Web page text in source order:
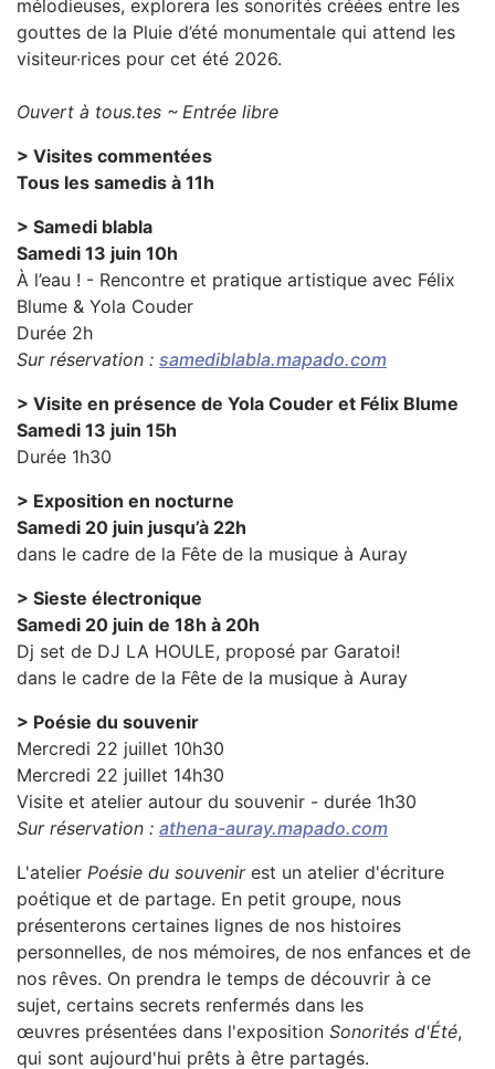
mélodieuses, explorera les sonorités créées entre les
gouttes de la Pluie d’été monumentale qui attend les
visiteur·rices pour cet été 2026.
Ouvert à tous.tes ~ Entrée libre
> Visites commentées
Tous les samedis à 11h
> Samedi blabla
Samedi 13 juin 10h
À l’eau ! - Rencontre et pratique artistique avec Félix
Blume & Yola Couder
Durée 2h
Sur réservation : samediblabla.mapado.com
> Visite en présence de Yola Couder et Félix Blume
Samedi 13 juin 15h
Durée 1h30
> Exposition en nocturne
Samedi 20 juin jusqu’à 22h
dans le cadre de la Fête de la musique à Auray
> Sieste électronique
Samedi 20 juin de 18h à 20h
Dj set de DJ LA HOULE, proposé par Garatoi!
dans le cadre de la Fête de la musique à Auray
> Poésie du souvenir
Mercredi 22 juillet 10h30
Mercredi 22 juillet 14h30
Visite et atelier autour du souvenir - durée 1h30
Sur réservation : athena-auray.mapado.com
L'atelier Poésie du souvenirest un atelier d'écriture
poétique et de partage. En petit groupe, nous
présenterons certaines lignes de nos histoires
personnelles, de nos mémoires, de nos enfances et de
nos rêves. On prendra le temps de découvrir à ce
sujet, certains secrets renfermés dans les
œuvres présentées dans l'exposition Sonorités d'Été,
qui sont aujourd'hui prêts à être partagés.